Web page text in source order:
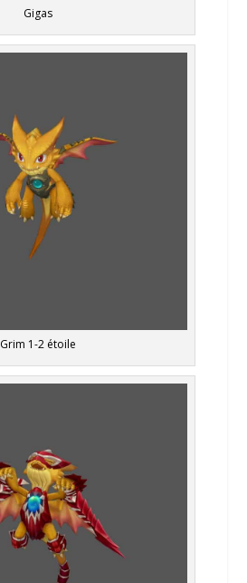
Gigas
Grim 1-2 étoile